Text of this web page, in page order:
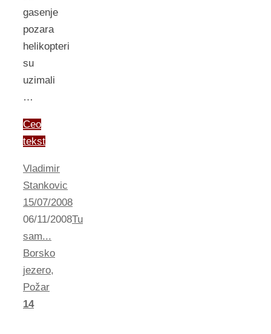
gasenje
pozara
helikopteri
su
uzimali
…
Ceo
tekst
Vladimir
Stankovic
15/07/2008
06/11/2008Tu
sam...
Borsko
jezero,
Požar
14